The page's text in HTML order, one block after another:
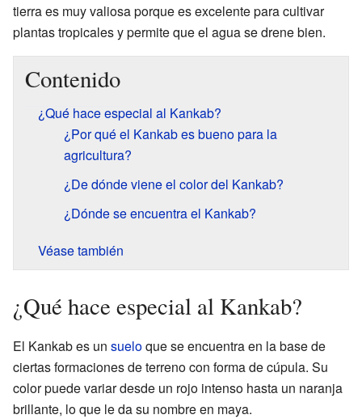
tierra es muy valiosa porque es excelente para cultivar
plantas tropicales y permite que el agua se drene bien.
Contenido
¿Qué hace especial al Kankab?
¿Por qué el Kankab es bueno para la
agricultura?
¿De dónde viene el color del Kankab?
¿Dónde se encuentra el Kankab?
Véase también
¿Qué hace especial al Kankab?
El Kankab es un sueloque se encuentra en la base de
ciertas formaciones de terreno con forma de cúpula. Su
color puede variar desde un rojo intenso hasta un naranja
brillante, lo que le da su nombre en maya.